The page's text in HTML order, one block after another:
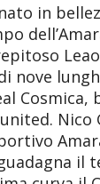
in
nove
Cosmica,
Nico
il